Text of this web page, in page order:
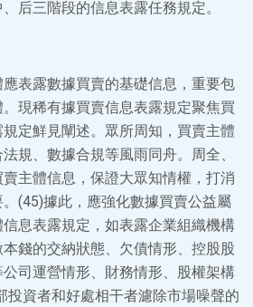
后三階段的信息表露任務規定。
表露數據買賣的基礎信息，重要包
現稀有據買賣信息表露規定聚焦買
定鮮見闡述。眾所周知，買賣主體
規、數據合規等風雨同舟。周全、
主體信息，保證大眾知情權，打消
(45)據此，應強化數據買賣公益屬
息表露規定，如表露企業組織機構
錢的交納狀態、欠債情形、控股股
司運營情形、財務情形、股權架構
投資者和好處相干者濾除市場噪聲的